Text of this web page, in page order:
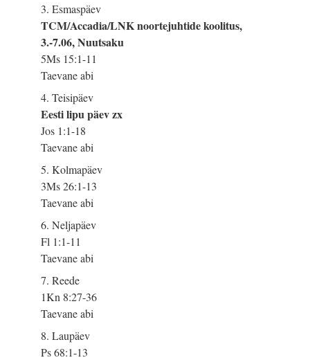
3. Esmaspäev
TCM/Accadia/LNK noortejuhtide koolitus,
3.-7.06, Nuutsaku
5Ms 15:1-11
Taevane abi
4. Teisipäev
Eesti lipu päev zx
Jos 1:1-18
Taevane abi
5. Kolmapäev
3Ms 26:1-13
Taevane abi
6. Neljapäev
Fl 1:1-11
Taevane abi
7. Reede
1Kn 8:27-36
Taevane abi
8. Laupäev
Ps 68:1-13